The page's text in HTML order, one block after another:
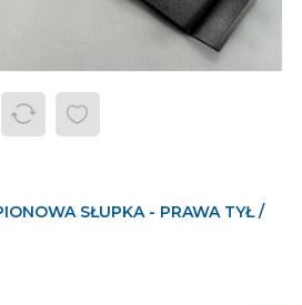
SŁUPKA - PRAWA TYŁ /